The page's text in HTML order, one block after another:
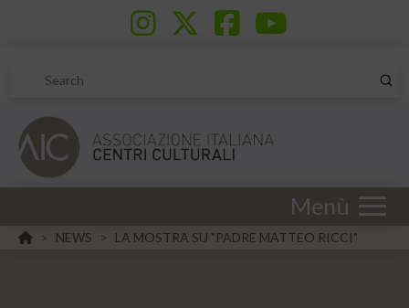
Search
Menù
HOME
> NEWS > LA MOSTRA SU "PADRE MATTEO RICCI"